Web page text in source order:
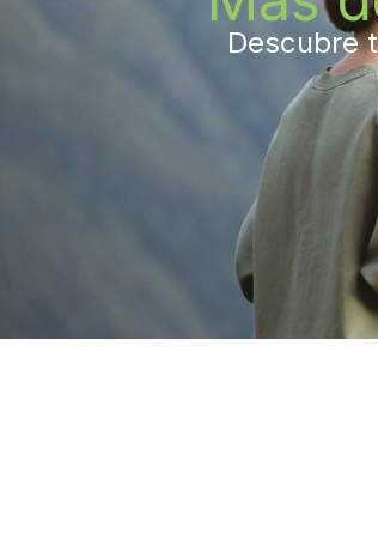
Descubre